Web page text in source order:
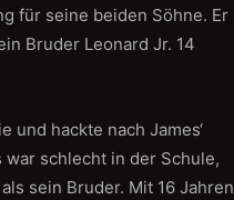
für seine beiden Söhne. Er
Bruder Leonard Jr. 14
und hackte nach James‘
schlecht in der Schule,
sein Bruder. Mit 16 Jahren